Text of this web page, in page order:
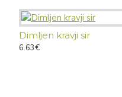
Dimljen kravji sir
6.63€